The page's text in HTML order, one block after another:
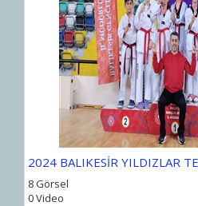
2024 BALIKESİR YILDIZLAR
8 Görsel
0 Video